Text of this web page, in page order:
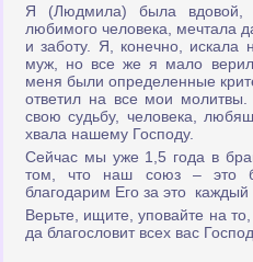
Я (Людмила) была
любимого человека, мечтала
и заботу. Я, конечно, искала
муж, но все же я мало
меня были определенные
ответил на все мои
свою судьбу, человека,
хвала нашему Господу.
Сейчас мы уже 1,5 года в
том, что наш союз – это
благодарим Его за это
Верьте, ищите, уповайте на
да благословит всех вас